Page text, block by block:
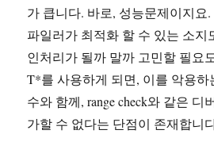
가 큽니다. 바로, 성능문제이지요
파일러가 최적화 할 수 있는 소지
인처리가 될까 말까 고민할 필요
T*를 사용하게 되면, 이를 악용하
수와 함께, range check와 같은 디
가할 수 없다는 단점이 존재합니